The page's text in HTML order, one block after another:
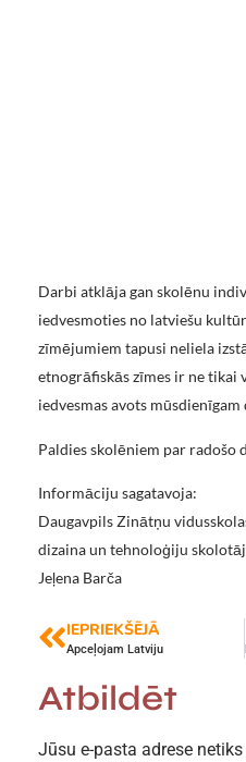
Darbi atklāja gan skolēnu
iedvesmoties no latviešu
zīmējumiem tapusi neliela
etnogrāfiskās zīmes ir ne tikai
iedvesmas avots mūsdienīgam
Paldies skolēniem par radošo
Informāciju sagatavoja:
Daugavpils Zinātņu
dizaina un tehnoloģiju
Jeļena Barča
IEPRIEKŠĒJĀ
Apceļojam Latviju
Atbildēt
Jūsu e-pasta adrese